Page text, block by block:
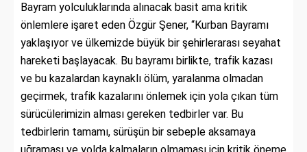
Bayram yolculuklarında alınacak basit ama kritik
önlemlere işaret eden Özgür Şener, “Kurban Bayramı
yaklaşıyor ve ülkemizde büyük bir şehirlerarası seyahat
hareketi başlayacak. Bu bayramı birlikte, trafik kazası
ve bu kazalardan kaynaklı ölüm, yaralanma olmadan
geçirmek, trafik kazalarını önlemek için yola çıkan tüm
sürücülerimizin alması gereken tedbirler var. Bu
tedbirlerin tamamı, sürüşün bir sebeple aksamaya